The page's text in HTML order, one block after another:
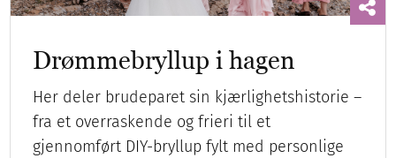
Drømmebryllup i hagen
Her deler brudeparet sin kjærlighetshistorie –
fra et overraskende og frieri til et
gjennomført DIY-bryllup fylt med personlige